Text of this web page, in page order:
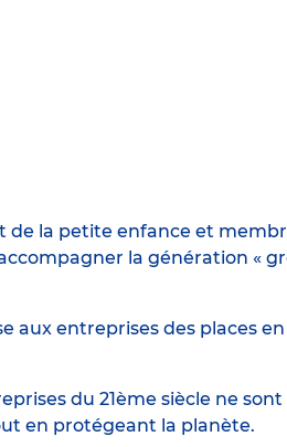
la petite enfance et
la génération «
entreprises des places
du 21ème siècle ne
en protégeant la planète.